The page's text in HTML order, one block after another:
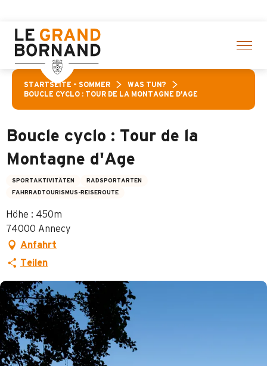
contenu
principal
STARTSEITE – SOMMER
WAS TUN?
BOUCLE CYCLO : TOUR DE LA MONTAGNE D'AGE
Boucle cyclo : Tour de la
Montagne d'Age
SPORTAKTIVITÄTEN
RADSPORTARTEN
FAHRRADTOURISMUS-REISEROUTE
Höhe : 450m
74000 Annecy
Anfahrt
Teilen